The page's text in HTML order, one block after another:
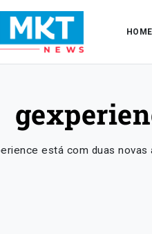
HOME
está com duas